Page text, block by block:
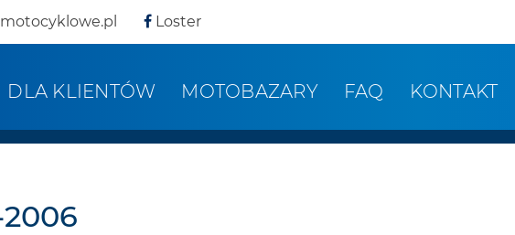
Loster
DLA KLIENTÓW MOTOBAZARY FAQ KONTAKT